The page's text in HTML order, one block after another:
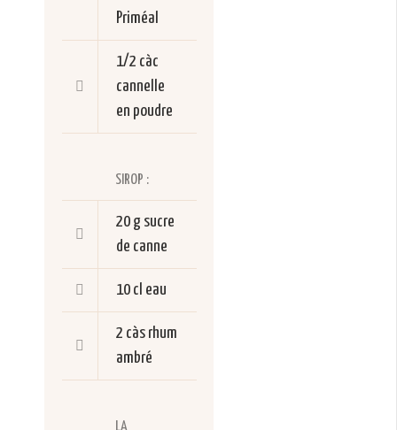
Priméal
1/2 càc
cannelle
en poudre
SIROP :
20 g sucre
de canne
10 cl eau
2 càs rhum
ambré
LA